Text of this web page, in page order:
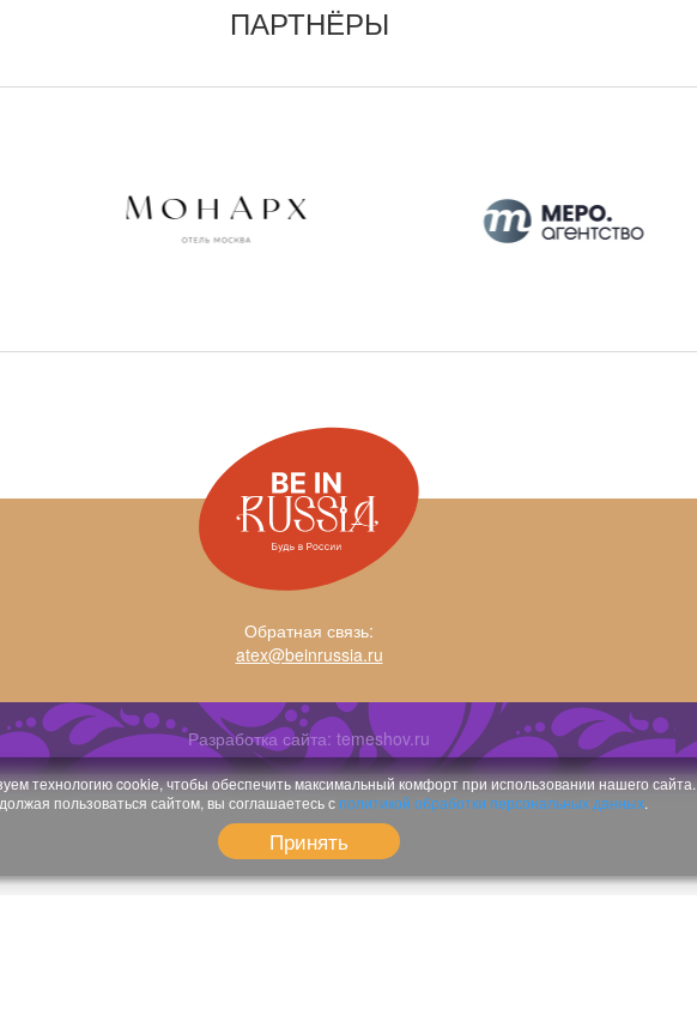
ПАРТНЁРЫ
Обратная связь:
atex@beinrussia.ru
Разработка сайта: temeshov.ru
технологию cookie, чтобы обеспечить максимальный комфорт при использовании нашего сайта.
пользоваться сайтом, вы соглашаетесь с политикой обработки персональных данных.
Принять